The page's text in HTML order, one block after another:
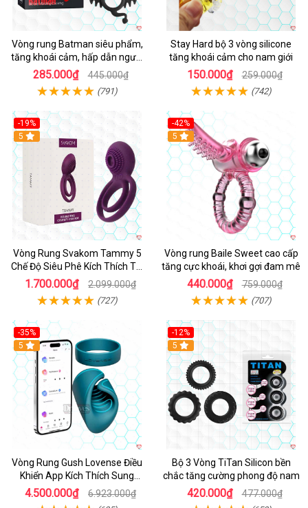
Vòng rung Batman siêu phẩm,
tăng khoái cảm, hấp dẫn người
dùng
285.000₫ 445.000₫
(791)
Stay Hard bộ 3 vòng silicone
tăng khoái cảm cho nam giới
150.000₫ 259.000₫
(742)
-19%
5
Vòng Rung Svakom Tammy 5
Chế Độ Siêu Phê Kích Thích Tối
Đa
1.700.000₫ 2.099.000₫
(727)
-42%
5
Vòng rung Baile Sweet cao cấp
tăng cực khoái, khơi gợi đam mê
440.000₫ 759.000₫
(707)
-35%
Hot
5
Vòng Rung Gush Lovense Điều
Khiển App Kích Thích Sung
Sướng
4.500.000₫ 6.923.000₫
-12%
5
Bộ 3 Vòng TiTan Silicon bền
chắc tăng cường phong độ nam
420.000₫ 477.000₫